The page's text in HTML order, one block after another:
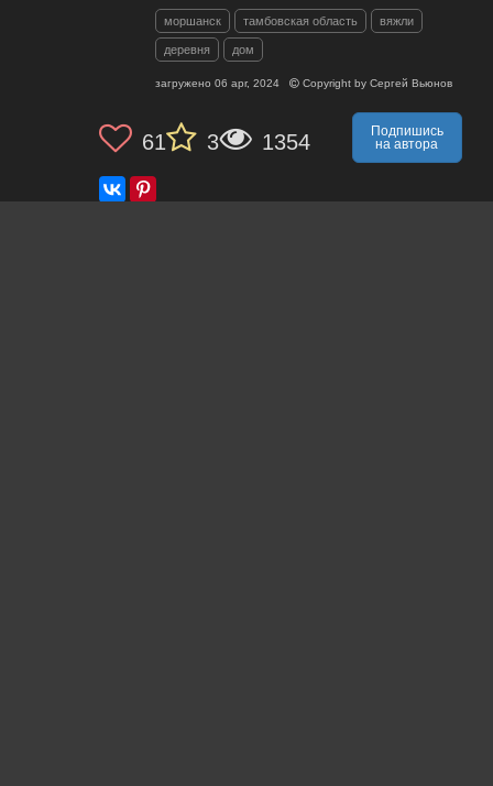
моршанск тамбовская область вяжли
деревня дом
загружено 06 apr, 2024 Copyright by Сергей Вьюнов
61 3 1354
Подпишись
на автора